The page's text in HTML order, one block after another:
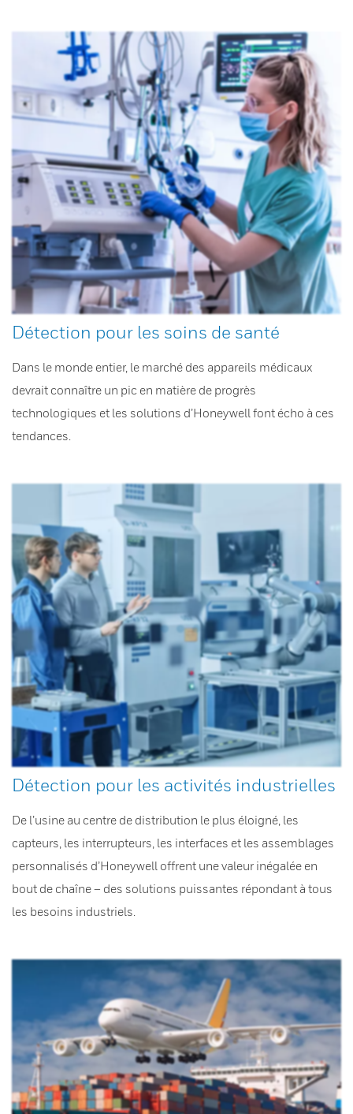
Détection pour les soins de santé
Dans le monde entier, le marché des appareils médicaux
devrait connaître un pic en matière de progrès
technologiques et les solutions d’Honeywell font écho à ces
tendances.
Détection pour les activités industrielles
De l’usine au centre de distribution le plus éloigné, les
capteurs, les interrupteurs, les interfaces et les assemblages
personnalisés d’Honeywell offrent une valeur inégalée en
bout de chaîne – des solutions puissantes répondant à tous
les besoins industriels.